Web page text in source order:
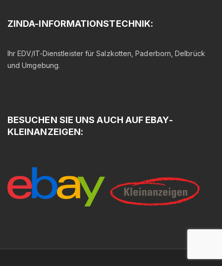
ZINDA-INFORMATIONSTECHNIK:
Ihr EDV/IT-Dienstleister für Salzkotten, Paderborn, Delbrück
und Umgebung.
BESUCHEN SIE UNS AUCH AUF EBAY-
KLEINANZEIGEN: